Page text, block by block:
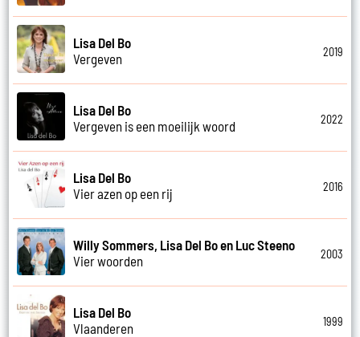
Lisa Del Bo
Vergeven
2019
Lisa Del Bo
Vergeven is een moeilijk woord
2022
Lisa Del Bo
Vier azen op een rij
2016
Willy Sommers, Lisa Del Bo en Luc Steeno
Vier woorden
2003
Lisa Del Bo
Vlaanderen
1999